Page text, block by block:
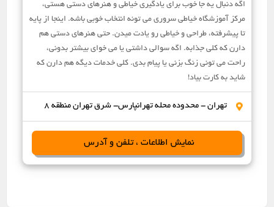
اگه دنبال یه جا خوب برای یادگیری خیاطی و هنرهای دستی هستی،
مرکز آموزشگاه خیاطی سروری می تونه انتخاب خوبی باشه. اینجا از پایه
تا پیشرفته، طراحی و خیاطی رو یادت میدن. حتی هنرهای دستی هم
دارن که کلی جذابه. اگه سوالی داشتی یا می خوای بیشتر بدونی،
راحت می تونی زنگ بزنی یا پیام بدی. کلی خدمات دیگه هم دارن که
شاید به کارت بیاد!
تهران - محدوده محله تهرانپارس- شرق تهران منطقه 8
نمایش اطلاعات ، تلفن و آدرس